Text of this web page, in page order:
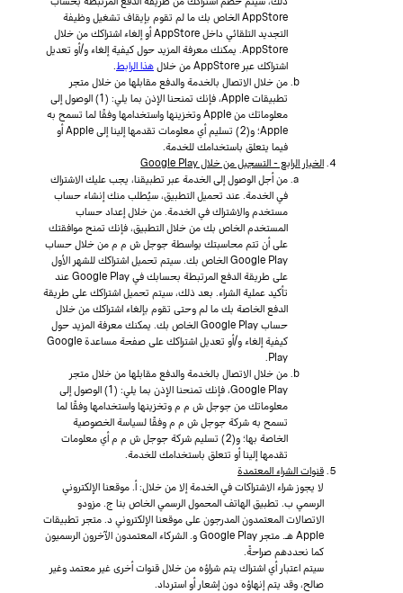
AppStore الخاص بك ما لم تقوم بإيقاف تشغيل وظيفة
التجديد التلقائي داخل AppStore أو إلغاء اشتراكك من خلال
AppStore. يمكنك معرفة المزيد حول كيفية إلغاء و/أو تعديل
اشتراكك عبر AppStore من خلال
هذا الرابط.
من خلال الاتصال بالخدمة والدفع مقابلها من خلال متجر
تطبيقات Apple، فإنك تمنحنا الإذن بما يلي: (1) الوصول إلى
معلوماتك من Apple وتخزينها واستخدامها وفقًا لما تسمح به
Apple؛ و(2) تسليم أي معلومات تقدمها إلينا إلى Apple أو
فيما يتعلق باستخدامك للخدمة.
الخيار الرابع - التسجيل من خلال Google Play
من أجل الوصول إلى الخدمة عبر تطبيقنا، يجب عليك الاشتراك
في الخدمة. عند تحميل التطبيق، سيُطلب منك إنشاء حساب
مستخدم والاشتراك في الخدمة. من خلال إعداد حساب
المستخدم الخاص بك من خلال التطبيق، فإنك تمنح موافقتك
على أن تتم محاسبتك بواسطة جوجل ش م م من خلال حساب
Google Play الخاص بك. سيتم تحميل اشتراكك للشهر الأول
على طريقة الدفع المرتبطة بحسابك في Google Play عند
تأكيد عملية الشراء. بعد ذلك، سيتم تحميل اشتراكك على طريقة
الدفع الخاصة بك ما لم وحتى تقوم بإلغاء اشتراكك من خلال
حساب Google Play الخاص بك. يمكنك معرفة المزيد حول
كيفية إلغاء و/أو تعديل اشتراكك على صفحة مساعدة Google
Play.
من خلال الاتصال بالخدمة والدفع مقابلها من خلال متجر
Google Play، فإنك تمنحنا الإذن بما يلي: (1) الوصول إلى
معلوماتك من جوجل ش م م وتخزينها واستخدامها وفقًا لما
تسمح به شركة جوجل ش م م وفقًا لسياسة الخصوصية
الخاصة بها؛ و(2) تسليم شركة جوجل ش م م أي معلومات
تقدمها إلينا أو تتعلق باستخدامك للخدمة.
قنوات الشراء المعتمدة
لا يجوز شراء الاشتراكات في الخدمة إلا من خلال: أ. موقعنا الإلكتروني
الرسمي ب. تطبيق الهاتف المحمول الرسمي الخاص بنا ج. مزودو
الاتصالات المعتمدون المدرجون على موقعنا الإلكتروني د. متجر تطبيقات
Apple هـ. متجر Google Play و. الشركاء المعتمدون الآخرون الرسميون
كما نحددهم صراحةً.
سيتم اعتبار أي اشتراك يتم شراؤه من خلال قنوات أخرى غير معتمد وغير
صالح، وقد يتم إنهاؤه دون إشعار أو استرداد.